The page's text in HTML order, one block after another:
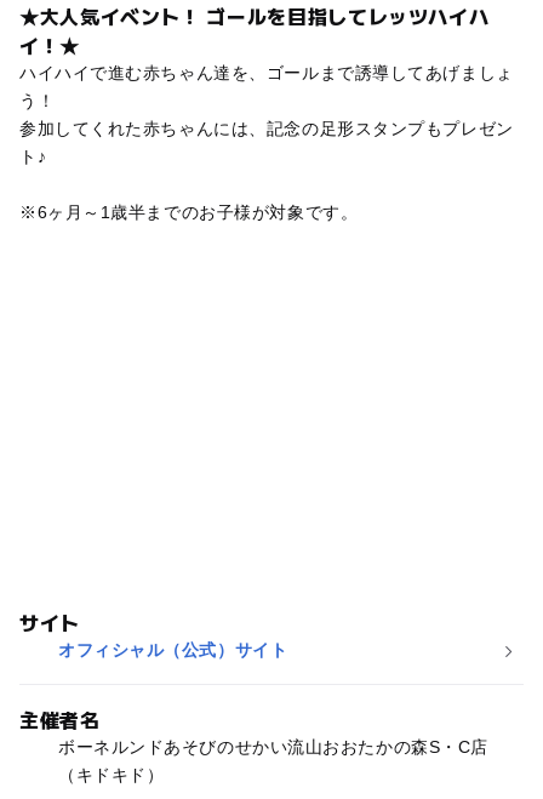
★大人気イベント！ ゴールを目指してレッツハイハ
イ！★
ハイハイで進む赤ちゃん達を、ゴールまで誘導してあげましょ
う！
参加してくれた赤ちゃんには、記念の足形スタンプもプレゼン
ト♪
※6ヶ月～1歳半までのお子様が対象です。
サイト
オフィシャル（公式）サイト
主催者名
ボーネルンドあそびのせかい流山おおたかの森S・C店
（キドキド）